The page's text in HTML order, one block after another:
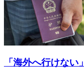
「海外へ行けな